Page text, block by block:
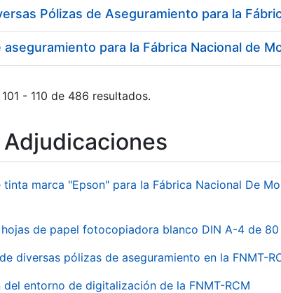
para la Fábrica Nacional de
- 110 de 486 resultados.
marca "Epson" para la Fábrica Nacional De
de papel fotocopiadora blanco DIN A-4 de 80
diversas pólizas de aseguramiento en la FNMT-
entorno de digitalización de la FNMT-RCM